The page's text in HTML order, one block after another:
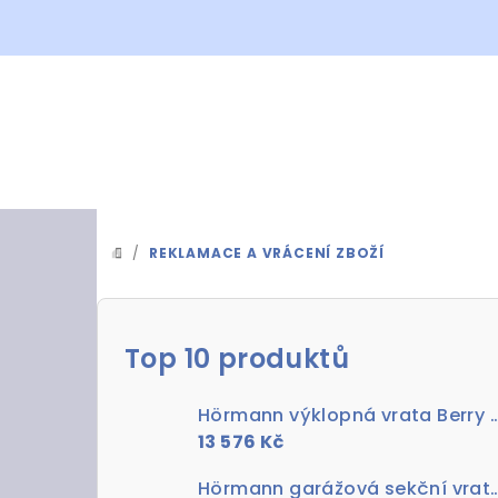
DOMŮ
/ REKLAMACE A VRÁCENÍ ZBOŽÍ
P
Top 10 produktů
Hörmann výklopná
13 576 Kč
Hörmann garážová sekční vrata